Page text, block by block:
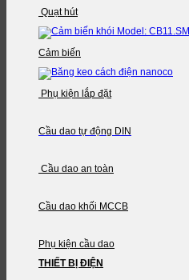
Quạt hút
Cảm biến
Phụ kiện lắp đặt
Cầu dao tự động DIN
Cầu dao an toàn
Cầu dao khối MCCB
Phụ kiện cầu dao
THIẾT BỊ ĐIỆN